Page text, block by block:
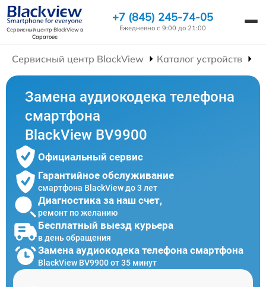
Сервисный центр BlackViewв
Саратове
+7 (845) 245-74-05
Ежедневно с 9:00 до 21:00
Сервисный центр BlackView Каталог устройств
Замена аудиокодека телефона
смартфона
BlackView BV9900
Официальный сервис
Гарантийное обслуживание
смартфона BlackView до 3 лет
Диагностика за наш счет,
ремонт по желанию
Бесплатный выезд курьера
в день обращения
Замена аудиокодека телефона смартфона
BlackView BV9900 от 35 минут